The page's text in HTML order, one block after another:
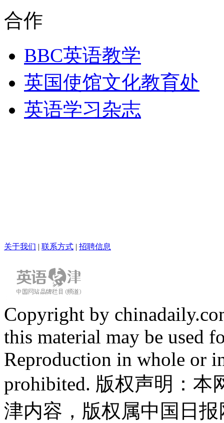
合作
BBC英语教学
英国使馆文化教育处
英语学习杂志
关于我们 | 联系方式 | 招聘信息
Copyright by
this material may be used
Reproduction in whole or
prohibited. 版权声明：
津内容，版权属中国日